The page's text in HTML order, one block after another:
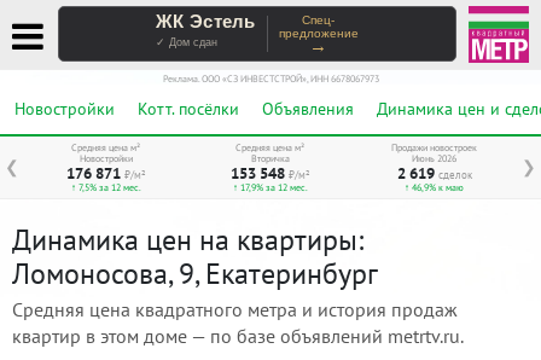
ЖК Эстель
✓ Дом сдан
Спец-
предложение
→
Реклама. ООО «СЗ ИНВЕСТСТРОЙ», ИНН 6678067973
Новостройки Котт. посёлки Объявления Динамика цен и
❮ ❯
Средняя цена м²
Новостройки
176 871 ₽/м²
↑ 7,5% за 12 мес.
Средняя цена м²
Вторичка
153 548 ₽/м²
↑ 17,9% за 12 мес.
Продажи новостроек
Июнь 2026
2 619 сделок
↑ 46,9% к маю
Динамика цен на квартиры:
Ломоносова, 9, Екатеринбург
Средняя цена квадратного метра и история продаж
квартир в этом доме — по базе объявлений metrtv.ru.